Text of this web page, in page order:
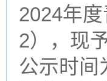
2024年
2），现
公示时间